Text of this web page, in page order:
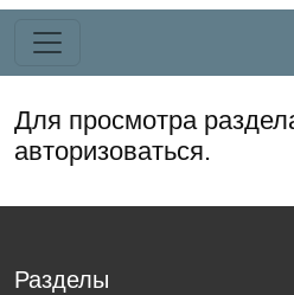
Для просмотра
авторизоваться.
Разделы